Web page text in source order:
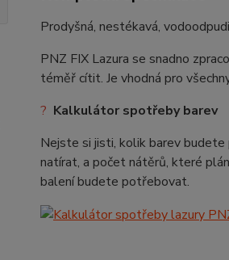
Prodyšná, nestékavá,
PNZ FIX Lazura se snadno
téměř cítit. Je vhodná pro
? Kalkulátor spotřeby barev
Nejste si jisti, kolik barev
natírat, a počet nátěrů, které
balení budete potřebovat.